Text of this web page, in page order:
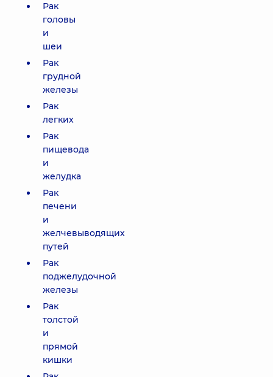
Рак
головы
и
шеи
Рак
грудной
железы
Рак
легких
Рак
пищевода
и
желудка
Рак
печени
и
желчевыводящих
путей
Рак
поджелудочной
железы
Рак
толстой
и
прямой
кишки